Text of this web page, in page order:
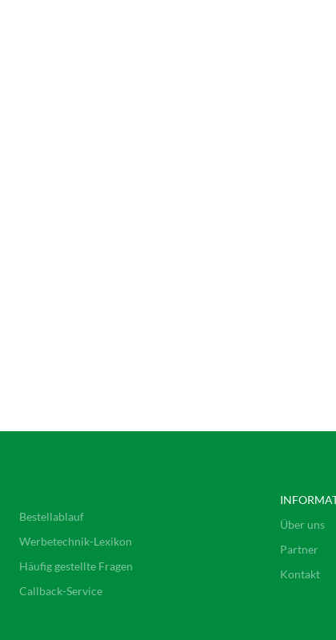
Bestellablauf
Werbetechnik-Lexikon
Häufig gestellte Fragen
Callback-Service
Über uns
Partner
Kontakt